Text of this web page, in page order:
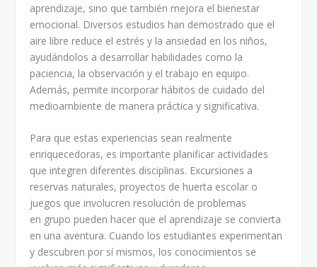
aprendizaje, sino que también mejora el bienestar
emocional. Diversos estudios han demostrado que el
aire libre reduce el estrés y la ansiedad en los niños,
ayudándolos a desarrollar habilidades como la
paciencia, la observación y el trabajo en equipo.
Además, permite incorporar hábitos de cuidado del
medioambiente de manera práctica y significativa.
Para que estas experiencias sean realmente
enriquecedoras, es importante planificar actividades
que integren diferentes disciplinas. Excursiones a
reservas naturales, proyectos de huerta escolar o
juegos que involucren resolución de problemas
en grupo pueden hacer que el aprendizaje se convierta
en una aventura. Cuando los estudiantes experimentan
y descubren por sí mismos, los conocimientos se